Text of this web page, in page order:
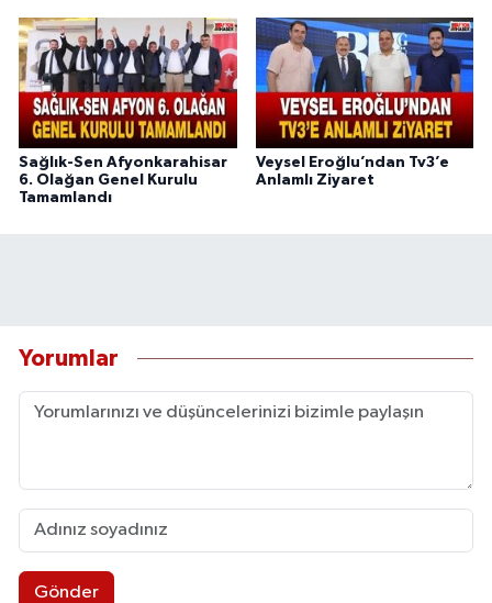
Sağlık-Sen Afyonkarahisar
6. Olağan Genel Kurulu
Tamamlandı
Veysel Eroğlu’ndan Tv3’e
Anlamlı Ziyaret
Yorumlar
Gönder